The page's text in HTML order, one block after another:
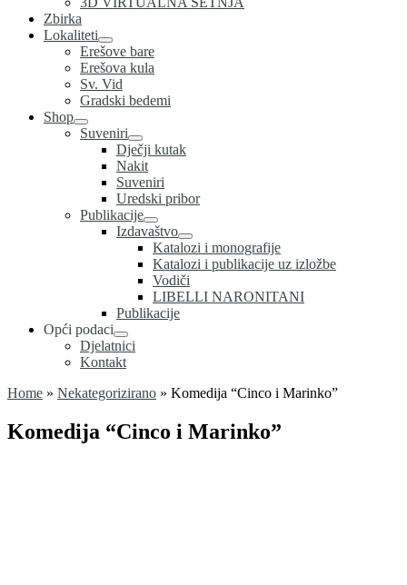
Zbirka
Lokaliteti
Erešove bare
Erešova kula
Sv. Vid
Gradski bedemi
Shop
Suveniri
Dječji kutak
Nakit
Suveniri
Uredski pribor
Publikacije
Izdavaštvo
Katalozi i monografije
Katalozi i publikacije uz izložbe
Vodiči
LIBELLI NARONITANI
Publikacije
Opći podaci
Djelatnici
Kontakt
Home » Nekategorizirano » Komedija “Cinco i Marinko”
Komedija “Cinco i Marinko”